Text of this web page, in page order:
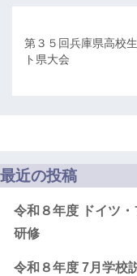
第３５回兵庫県高校
ト県大会
最近の投稿
令和８年度 ドイツ
研修
令和８年度 7月学校